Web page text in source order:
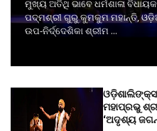
ମୁଖ୍ୟ ଅତିଥି ଭାବେ ଧର୍ମଶାଳା ବିଧାୟକ
ପଦ୍ମଶ୍ରୀ ଗୁରୁ କୁମକୁମ ମହାନ୍ତି,
ଉପ-ନିର୍ଦ୍ଦେଶିକା ଶ୍ରୀମ ...
ମହାପ୍ରଭୁ
‘ଅଦୃଶ୍ୟ